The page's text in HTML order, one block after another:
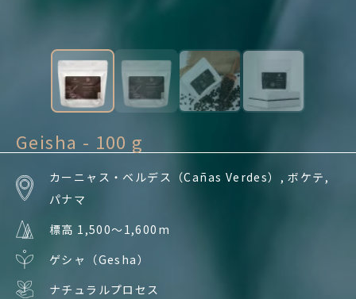
Geisha - 100 g
カーニャス・ベルデス（Cañas Verdes）, ボケテ,
パナマ
標高 1,500〜1,600m
ゲシャ（Gesha）
ナチュラルプロセス